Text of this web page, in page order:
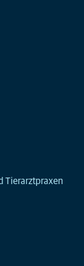
Tierarztpraxen